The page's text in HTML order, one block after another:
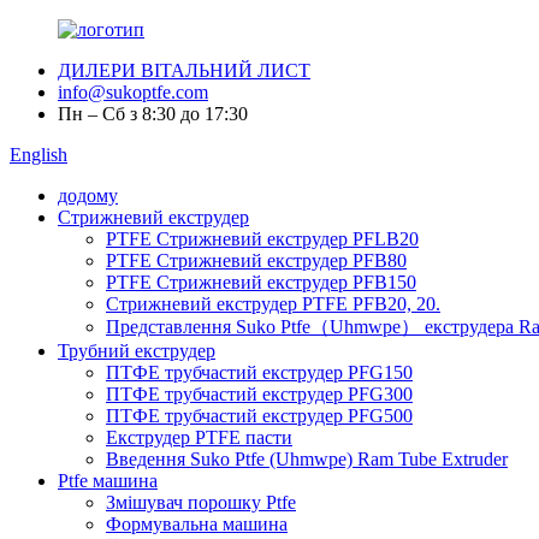
ДИЛЕРИ ВІТАЛЬНИЙ ЛИСТ
info@sukoptfe.com
Пн – Сб з 8:30 до 17:30
English
додому
Стрижневий екструдер
PTFE Стрижневий екструдер PFLB20
PTFE Стрижневий екструдер PFB80
PTFE Стрижневий екструдер PFB150
Стрижневий екструдер PTFE PFB20, 20.
Представлення Suko Ptfe（Uhmwpe） екструдера
Трубний екструдер
ПТФЕ трубчастий екструдер PFG150
ПТФЕ трубчастий екструдер PFG300
ПТФЕ трубчастий екструдер PFG500
Екструдер PTFE пасти
Введення Suko Ptfe (Uhmwpe) Ram Tube Extruder
Ptfe машина
Змішувач порошку Ptfe
Формувальна машина